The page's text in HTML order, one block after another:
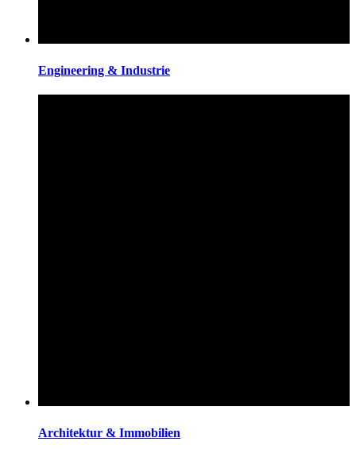
Engineering & Industrie
Architektur & Immobilien